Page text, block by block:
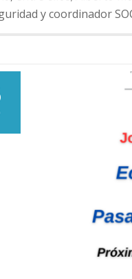
y coordinador